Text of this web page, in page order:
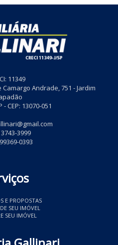
11349
Andrade, 751 - Jardim
CEP: 13070-051
3999
0393
E PROPOSTAS
SEU IMÓVEL
SEU IMÓVEL